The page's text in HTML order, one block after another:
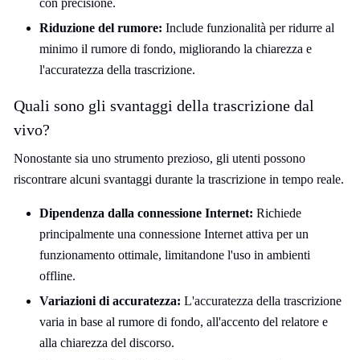
con precisione.
Riduzione del rumore: Include funzionalità per ridurre al
minimo il rumore di fondo, migliorando la chiarezza e
l'accuratezza della trascrizione.
Quali sono gli svantaggi della trascrizione dal
vivo?
Nonostante sia uno strumento prezioso, gli utenti possono
riscontrare alcuni svantaggi durante la trascrizione in tempo reale.
Dipendenza dalla connessione Internet: Richiede
principalmente una connessione Internet attiva per un
funzionamento ottimale, limitandone l'uso in ambienti
offline.
Variazioni di accuratezza: L'accuratezza della trascrizione
varia in base al rumore di fondo, all'accento del relatore e
alla chiarezza del discorso.